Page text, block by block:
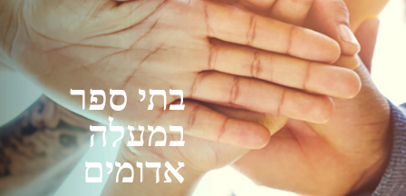
בתי ספר
במעלה
אדומים